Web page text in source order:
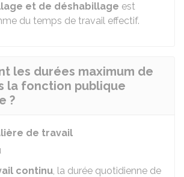
et de déshabillage est
du temps de travail effectif.
les durées maximum de
la fonction publique
?
de travail
continu, la durée quotidienne de